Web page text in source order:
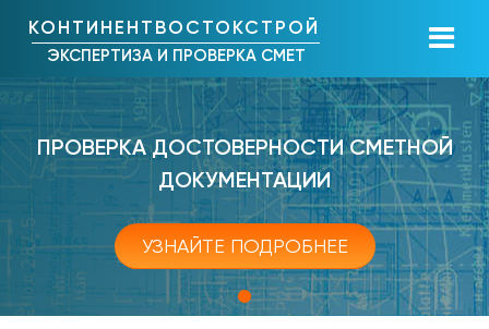
КОНТИНЕНТВОСТОКСТРОЙ
ЭКСПЕРТИЗА И ПРОВЕРКА СМЕТ
ПРОВЕРКА ДОСТОВЕРНОСТИ СМЕТНОЙ
ДОКУМЕНТАЦИИ
УЗНАЙТЕ ПОДРОБНЕЕ